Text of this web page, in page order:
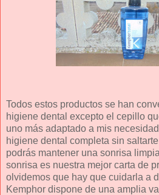
Todos estos productos se han
higiene dental excepto el cepillo
uno más adaptado a mis
higiene dental completa sin
podrás mantener una sonrisa
sonrisa es nuestra mejor carta de
olvidemos que hay que cuidarla a
Kemphor dispone de una amplia